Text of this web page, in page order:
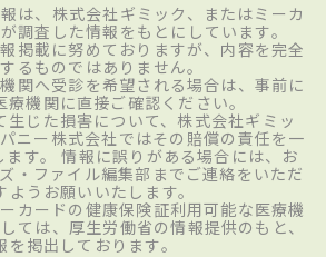
は、株式会社ギミック、またはミーカ
調査した情報をもとにしています。
掲載に努めておりますが、内容を完全
るものではありません。
関へ受診を希望される場合は、事前に
療機関に直接ご確認ください。
生じた損害について、株式会社ギミッ
ニー株式会社ではその賠償の責任を一
す。 情報に誤りがある場合には、お
・ファイル編集部までご連絡をいただ
ようお願いいたします。
カードの健康保険証利用可能な医療機
ては、厚生労働省の情報提供のもと、
を掲出しております。